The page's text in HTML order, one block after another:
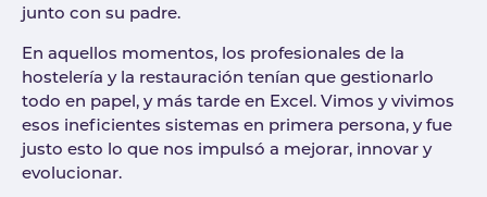
junto con su padre.
En aquellos momentos, los profesionales de la
hostelería y la restauración tenían que gestionarlo
todo en papel, y más tarde en Excel. Vimos y vivimos
esos ineficientes sistemas en primera persona, y fue
justo esto lo que nos impulsó a mejorar, innovar y
evolucionar.